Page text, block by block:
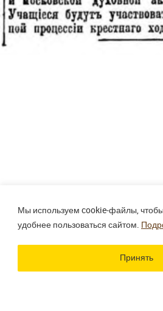
Мы используем cookie‑файлы,
удобнее пользоваться сайтом.
Принять